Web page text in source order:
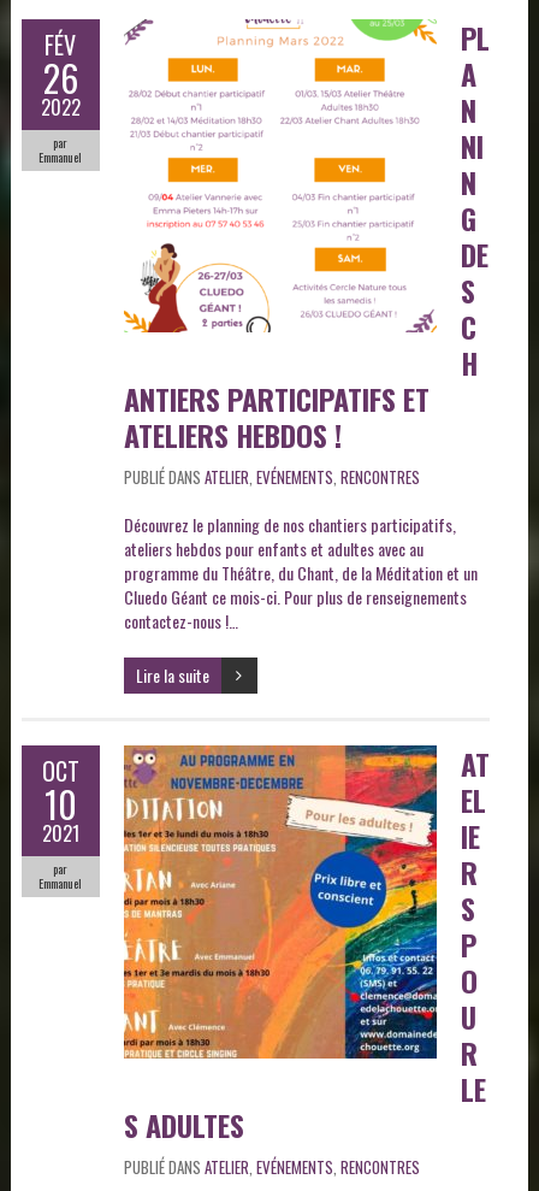
FÉV
26
2022
par
Emmanuel
PL
A
N
NI
N
G
DE
S
C
H
ANTIERS PARTICIPATIFS ET
ATELIERS HEBDOS !
PUBLIÉ DANS ATELIER EVÉNEMENTS RENCONTRES
Découvrez le planning de nos chantiers participatifs,
ateliers hebdos pour enfants et adultes avec au
programme du Théâtre, du Chant, de la Méditation et un
Cluedo Géant ce mois-ci. Pour plus de renseignements
contactez-nous !…
Lire la suite
OCT
10
2021
par
Emmanuel
AT
EL
IE
R
S
P
O
U
R
LE
S ADULTES
PUBLIÉ DANS ATELIER EVÉNEMENTS RENCONTRES